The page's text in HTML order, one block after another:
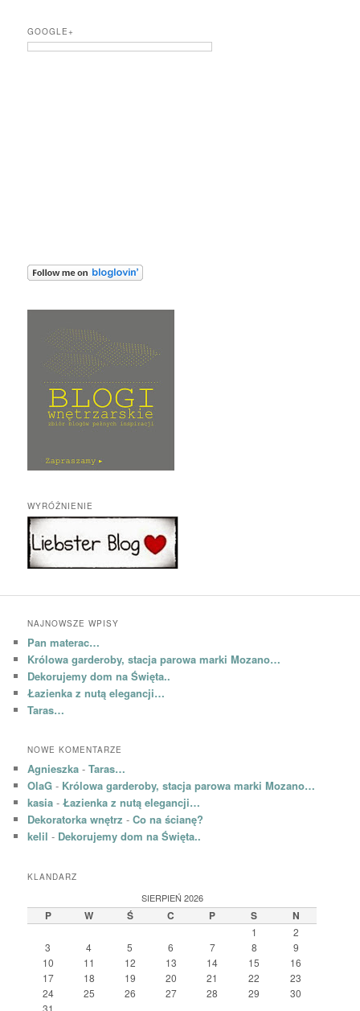
GOOGLE+
WYRÓŻNIENIE
NAJNOWSZE WPISY
Pan materac…
Królowa garderoby, stacja parowa marki Mozano…
Dekorujemy dom na Święta..
Łazienka z nutą elegancji…
Taras…
NOWE KOMENTARZE
Agnieszka -Taras…
OlaG - Królowa garderoby, stacja parowa marki Mozano…
kasia -Łazienka z nutą elegancji…
Dekoratorka wnętrz -Co na ścianę?
kelil - Dekorujemy dom na Święta..
KLANDARZ
SIERPIEŃ 2026
P W Ś C P S N
1
2
3
4 5 6 7 8
9
10
11 12 13 14 15
16
17
18 19 20 21 22
23
24
25 26 27 28 29
30
31